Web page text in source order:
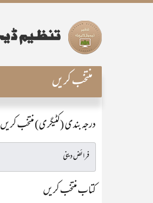
منتخب کریں
درجہ بندی (کٹیگری) منتخب کریں
کتاب منتخب کریں